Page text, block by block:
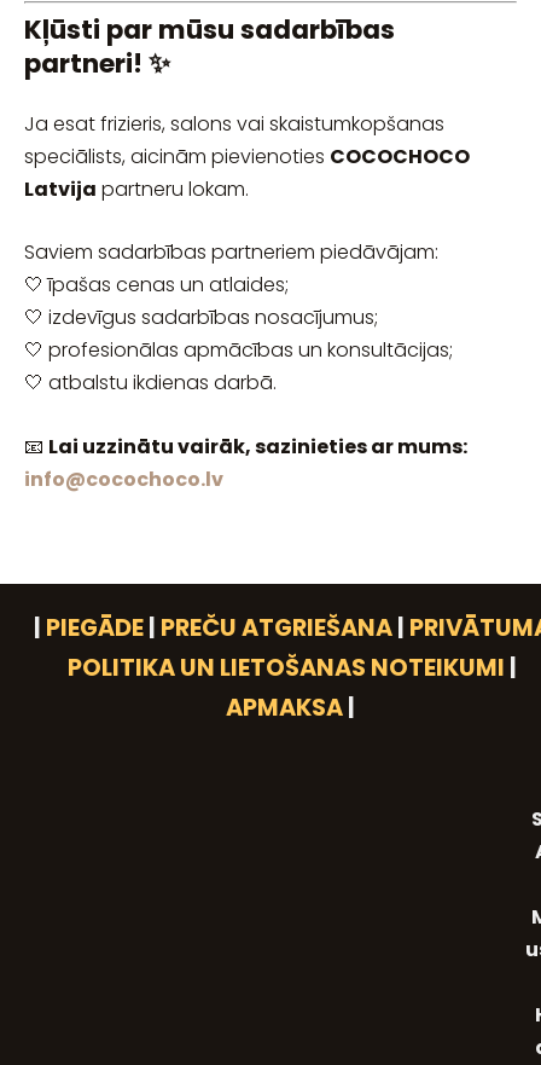
Kļūsti par mūsu sadarbības
partneri! ✨
Ja esat frizieris, salons vai skaistumkopšanas
speciālists, aicinām pievienoties COCOCHOCO
Latvija partneru lokam.
Saviem sadarbības partneriem piedāvājam:
🤍 īpašas cenas un atlaides;
🤍 izdevīgus sadarbības nosacījumus;
🤍 profesionālas apmācības un konsultācijas;
🤍 atbalstu ikdienas darbā.
📧 Lai uzzinātu vairāk, sazinieties ar mums:
info@cocochoco.lv
| PIEGĀDE| PREČU ATGRIEŠANA|
POLITIKA UN LIETOŠANAS NOTEIKUMI |
APMAKSA|